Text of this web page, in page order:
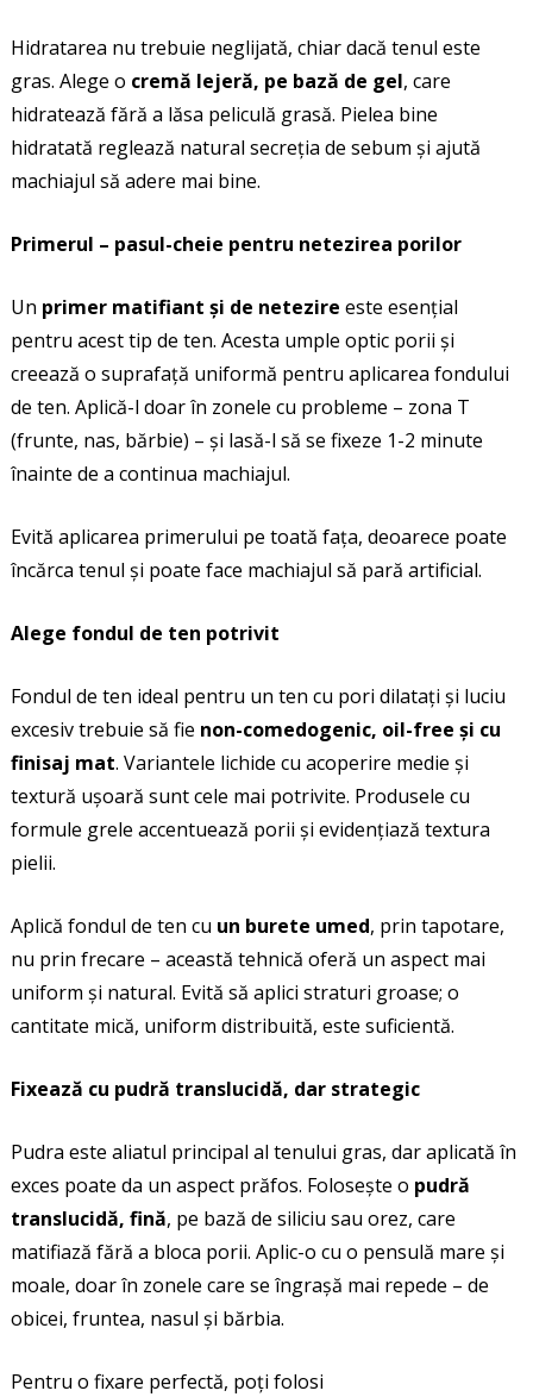
Hidratarea nu trebuie neglijată, chiar dacă tenul este
gras. Alege o cremă lejeră, pe bază de gel, care
hidratează fără a lăsa peliculă grasă. Pielea bine
hidratată reglează natural secreția de sebum și ajută
machiajul să adere mai bine.
Primerul – pasul-cheie pentru netezirea porilor
Un primer matifiant și de netezire este esențial
pentru acest tip de ten. Acesta umple optic porii și
creează o suprafață uniformă pentru aplicarea fondului
de ten. Aplică-l doar în zonele cu probleme – zona T
(frunte, nas, bărbie) – și lasă-l să se fixeze 1-2 minute
înainte de a continua machiajul.
Evită aplicarea primerului pe toată fața, deoarece poate
încărca tenul și poate face machiajul să pară artificial.
Alege fondul de ten potrivit
Fondul de ten ideal pentru un ten cu pori dilatați și luciu
excesiv trebuie să fie non-comedogenic, oil-free și cu
finisaj mat. Variantele lichide cu acoperire medie și
textură ușoară sunt cele mai potrivite. Produsele cu
formule grele accentuează porii și evidențiază textura
pielii.
Aplică fondul de ten cu un burete umed, prin tapotare,
nu prin frecare – această tehnică oferă un aspect mai
uniform și natural. Evită să aplici straturi groase; o
cantitate mică, uniform distribuită, este suficientă.
Fixează cu pudră translucidă, dar strategic
Pudra este aliatul principal al tenului gras, dar aplicată în
exces poate da un aspect prăfos. Folosește o pudră
translucidă, fină, pe bază de siliciu sau orez, care
matifiază fără a bloca porii. Aplic-o cu o pensulă mare și
moale, doar în zonele care se îngrașă mai repede – de
obicei, fruntea, nasul și bărbia.
Pentru o fixare perfectă, poți folosi